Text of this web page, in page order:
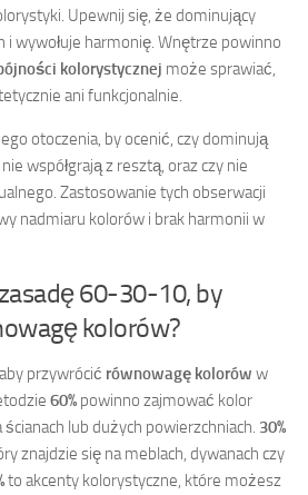
Upewnij się, że dominujący
i wywołuje harmonię. Wnętrze powinno
kolorystycznej może sprawiać,
ani funkcjonalnie.
otoczenia, by ocenić, czy dominują
współgrają z resztą, oraz czy nie
Zastosowanie tych obserwacji
nadmiaru kolorów i brak harmonii w
60-30-10, by
kolorów?
, aby przywrócić równowagę kolorów w
60% powinno zajmować kolor
lub dużych powierzchniach. 30%
znajdzie się na meblach, dywanach czy
to akcenty kolorystyczne, które możesz